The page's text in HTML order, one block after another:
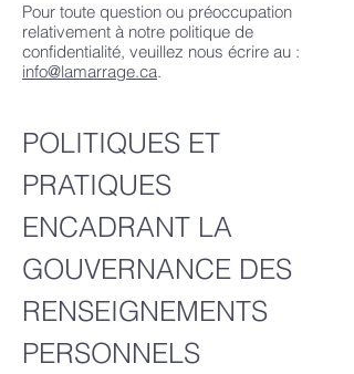
Pour toute question ou préoccupation
relativement à notre politique de
confidentialité, veuillez nous écrire au :
info@lamarrage.ca.
POLITIQUES ET
PRATIQUES
ENCADRANT LA
GOUVERNANCE DES
RENSEIGNEMENTS
PERSONNELS